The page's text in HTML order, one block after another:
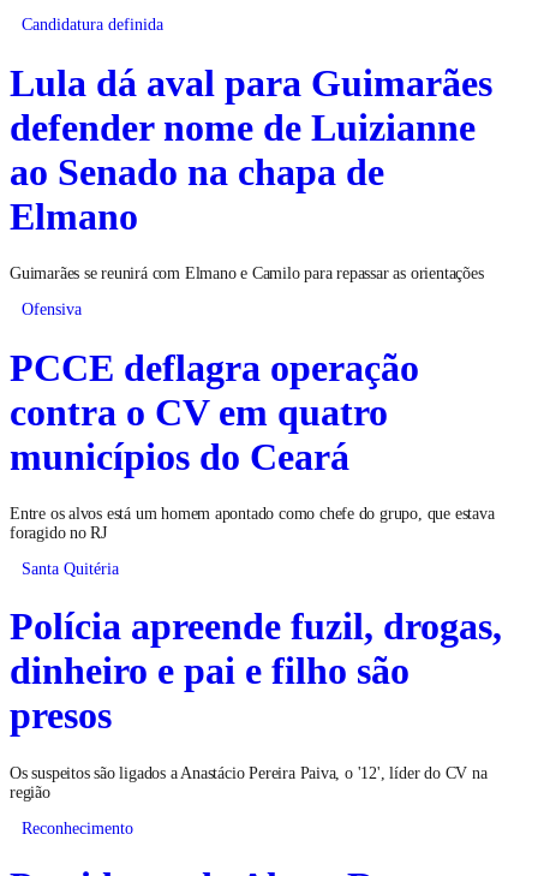
Candidatura definida
Lula dá aval para Guimarães
defender nome de Luizianne
ao Senado na chapa de
Elmano
Guimarães se reunirá com Elmano e Camilo para repassar as orientações
Ofensiva
PCCE deflagra operação
contra o CV em quatro
municípios do Ceará
Entre os alvos está um homem apontado como chefe do grupo, que estava
foragido no RJ
Santa Quitéria
Polícia apreende fuzil, drogas,
dinheiro e pai e filho são
presos
Os suspeitos são ligados a Anastácio Pereira Paiva, o '12', líder do CV na
região
Reconhecimento